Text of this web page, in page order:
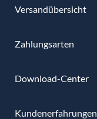
Versandübersicht
Zahlungsarten
Download-Center
Kundenerfahrungen